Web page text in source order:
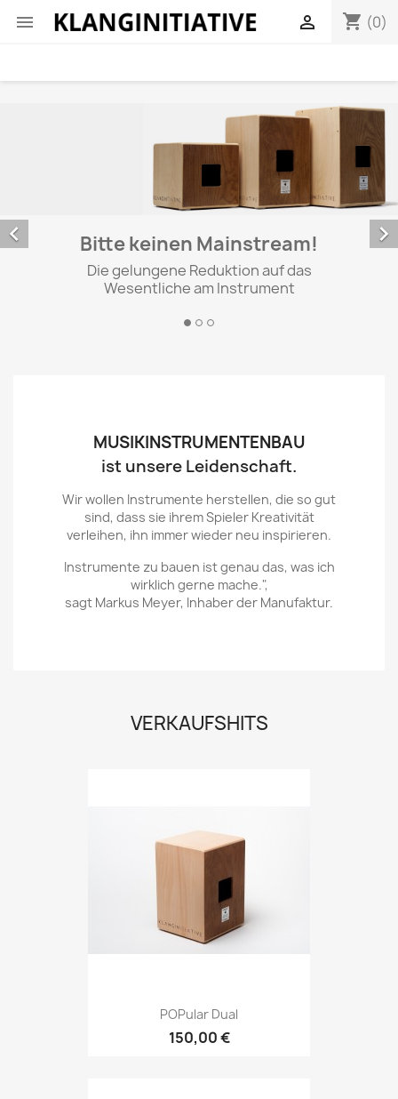
 shopping_cart (0)

Bitte keinen Mainstream!
Die gelungene Reduktion auf das
Wesentliche am Instrument
 
MUSIKINSTRUMENTENBAU
ist unsere Leidenschaft.
Wir wollen Instrumente herstellen, die so gut
sind, dass sie ihrem Spieler Kreativität
verleihen, ihn immer wieder neu inspirieren.
Instrumente zu bauen ist genau das, was ich
wirklich gerne mache.",
sagt Markus Meyer, Inhaber der Manufaktur.
VERKAUFSHITS
POPular Dual
150,00 €